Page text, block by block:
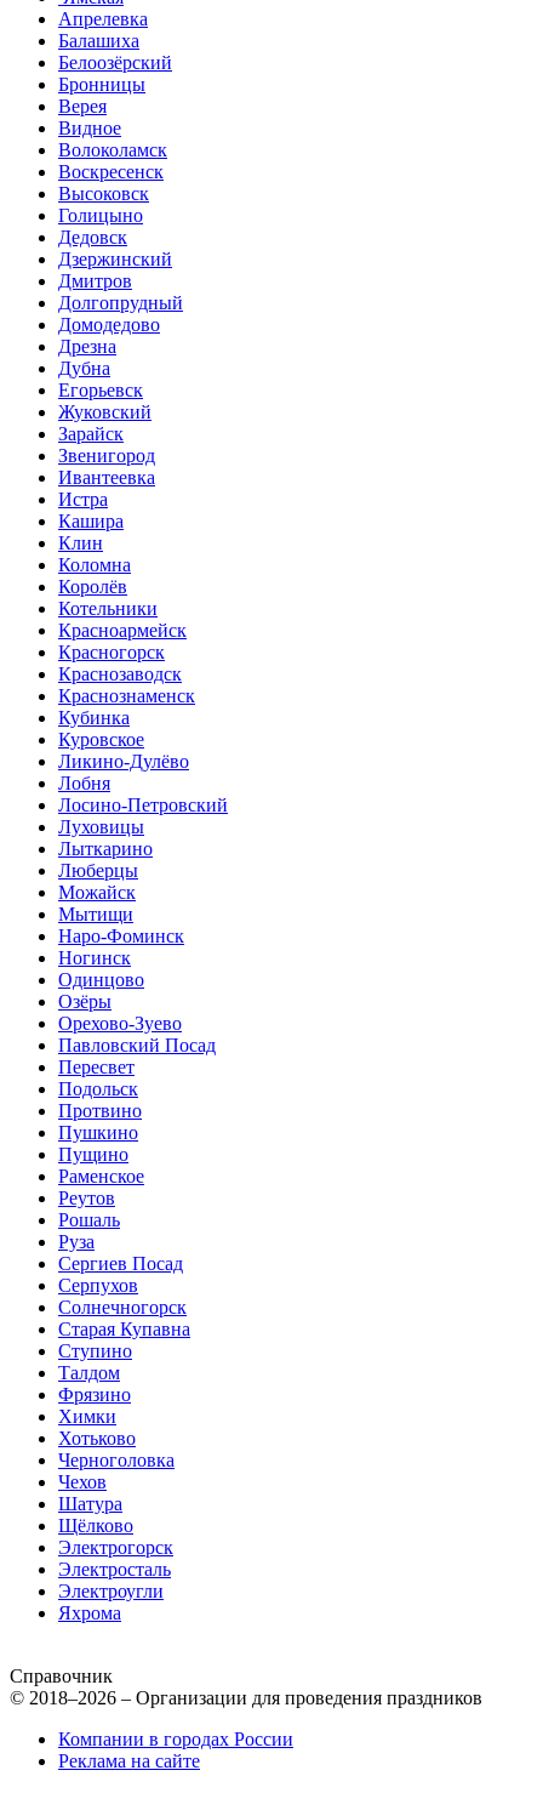
Апрелевка
Балашиха
Белоозёрский
Бронницы
Верея
Видное
Волоколамск
Воскресенск
Высоковск
Голицыно
Дедовск
Дзержинский
Дмитров
Долгопрудный
Домодедово
Дрезна
Дубна
Егорьевск
Жуковский
Зарайск
Звенигород
Ивантеевка
Истра
Кашира
Клин
Коломна
Королёв
Котельники
Красноармейск
Красногорск
Краснозаводск
Краснознаменск
Кубинка
Куровское
Ликино-Дулёво
Лобня
Лосино-Петровский
Луховицы
Лыткарино
Люберцы
Можайск
Мытищи
Наро-Фоминск
Ногинск
Одинцово
Озёры
Орехово-Зуево
Павловский Посад
Пересвет
Подольск
Протвино
Пушкино
Пущино
Раменское
Реутов
Рошаль
Руза
Сергиев Посад
Серпухов
Солнечногорск
Старая Купавна
Ступино
Талдом
Фрязино
Химки
Хотьково
Черноголовка
Чехов
Шатура
Щёлково
Электрогорск
Электросталь
Электроугли
Яхрома
Справочник
© 2018–2026 – Организации для проведения праздников
Компании в городах России
Реклама на сайте